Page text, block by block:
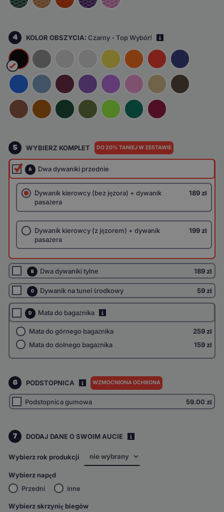
4 KOLOR OBSZYCIA:Czarny - Top Wybór!
5 WYBIERZ KOMPLET DO 20% TANIEJ W ZESTAWIE
A Dwa dywaniki przednie
Dywanik kierowcy (bez jęzora) + dywanik
pasażera
189 zł
Dywanik kierowcy (z jęzorem) + dywanik
pasażera
199 zł
B Dwa dywaniki tylne 189 zł
C Dywanik na tunel środkowy 59 zł
D Mata do bagażnika
Mata do górnego bagażnika
259 zł
Mata do dolnego bagażnika
159 zł
6 PODSTOPNICA WZMOCNIONA OCHRONA
Podstopnica gumowa 59.00 zł
7 DODAJ DANE O SWOIM AUCIE
Wybierz rok produkcji
Wybierz napęd
Przedni
inne
Wybierz skrzynię biegów